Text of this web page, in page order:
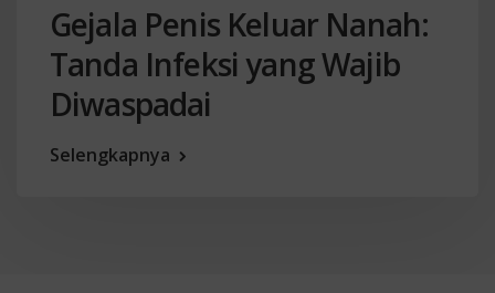
Gejala Penis Keluar Nanah:
Tanda Infeksi yang Wajib
Diwaspadai
Selengkapnya